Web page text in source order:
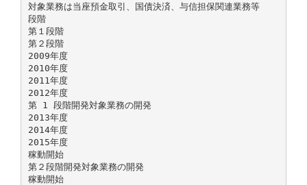
対象業務は当座預金取引、国債決済、与信担保関連業務等
段階
第１段階
第２段階
2009年度
2010年度
2011年度
2012年度
第 1 段階開発対象業務の開発
2013年度
2014年度
2015年度
稼動開始
第２段階開発対象業務の開発
稼動開始